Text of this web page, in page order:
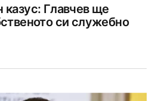
казус: Главчев ще
си служебно